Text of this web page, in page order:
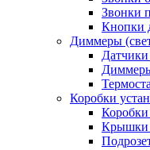
Звонки
Кнопки
Диммеры
Коробки
Крышки